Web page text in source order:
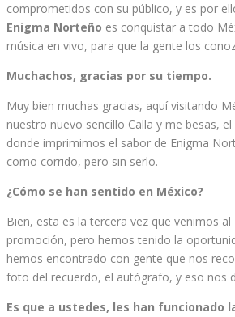
comprometidos con su público, y es por
Enigma Norteño es conquistar a todo
música en vivo, para que la gente los
Muchachos, gracias por su tiempo.
Muy bien muchas gracias, aquí visitando
nuestro nuevo sencillo Calla y me besas,
donde imprimimos el sabor de Enigma
como corrido, pero sin serlo.
¿Cómo se han sentido en México?
Bien, esta es la tercera vez que venimos
promoción, pero hemos tenido la
hemos encontrado con gente que nos
foto del recuerdo, el autógrafo, y eso nos
Es que a ustedes, les han funcionado